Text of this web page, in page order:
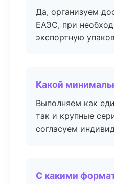
Да, организуем
ЕАЭС, при
экспортную
Какой
Выполняем как
так и крупные
согласуем
С какими